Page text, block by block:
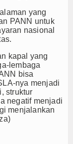
yang
PANN untuk
nasional
kapal yang
lembaga
bisa
nya menjadi
struktur
negatif menjadi
menjalankan